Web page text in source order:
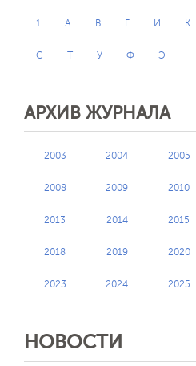
1 А В Г И К
С Т У Ф Э
АРХИВ ЖУРНАЛА
2003 2004 2005
2008 2009 2010
2013 2014 2015
2018 2019 2020
2023 2024 2025
НОВОСТИ